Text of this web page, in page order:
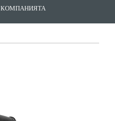
КОМПАНИЯТА